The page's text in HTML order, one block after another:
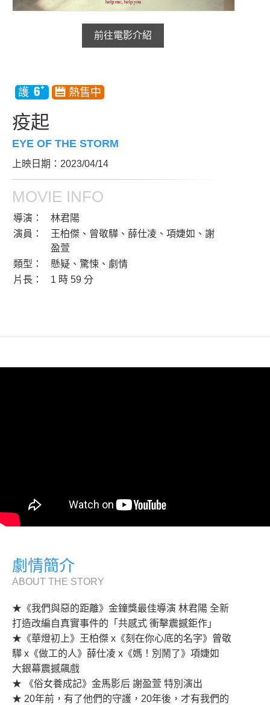
前往電影介紹
疫起
EYE OF THE STORM
上映日期：2023/04/14
MOVIE INFO
導演：
林君陽
演員：
王柏傑、曾敬驊、薛仕凌、項婕如、謝
盈萱
類型：
懸疑、驚悚、劇情
片長：
1 時 59 分
劇情簡介
ABOUT THE STORY
★《我們與惡的距離》金鐘獎最佳導演 林君陽 全新
打造改編自真實事件的「共感式 衝擊震撼鉅作」
★《華燈初上》王柏傑 x《刻在你心底的名字》曾敬
驊 x《做工的人》薛仕凌 x《媽！別鬧了》項婕如
大銀幕震撼飆戲
★ 《俗女養成記》金馬影后 謝盈萱 特別演出
★ 20年前，有了他們的守護，20年後，才有我們的
商家介紹
會員Q&A